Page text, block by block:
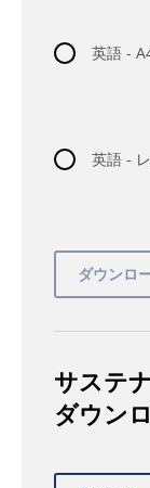
英語 -
英語 -
サステ
ダウン